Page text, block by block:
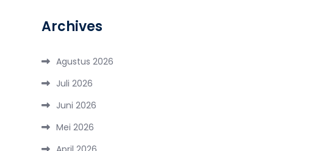
Archives
Agustus 2026
Juli 2026
Juni 2026
Mei 2026